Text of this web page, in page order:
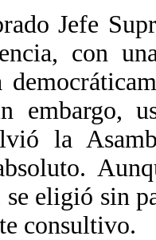
Jefe
con
embargo,
la
se eligió sin
consultivo.